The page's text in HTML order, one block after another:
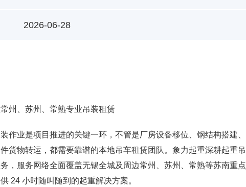
2026-06-28
州、苏州、常熟专业吊装租赁
作业是项目推进的关键一环，不管是厂房设备移位、钢结构搭建、
货物转运，都需要靠谱的本地吊车租赁团队。象力起重深耕起重吊
，服务网络全面覆盖无锡全城及周边常州、苏州、常熟等苏南重点
24 小时随叫随到的起重解决方案。